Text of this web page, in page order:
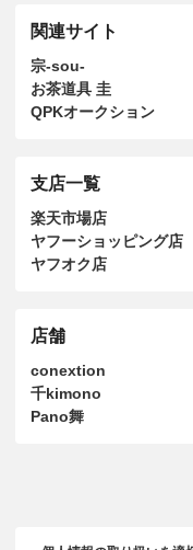
関連サイト
宗-sou-
お茶道具 圭
QPKオークション
支店一覧
楽天市場店
ヤフーショッピング店
ヤフオク店
店舗
conextion
千kimono
Pano舞